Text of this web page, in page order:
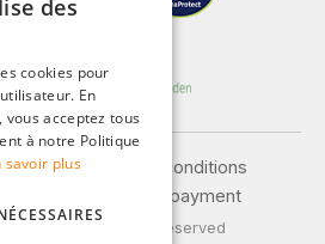
General terms and conditions
Shipping and payment
GmbH, All Rights Reserved
ITALIAN
POLISH
des
cookies pour
En
acceptez tous
à notre Politique
savoir plus